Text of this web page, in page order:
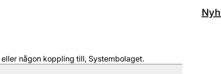
någon koppling till, Systembolaget.